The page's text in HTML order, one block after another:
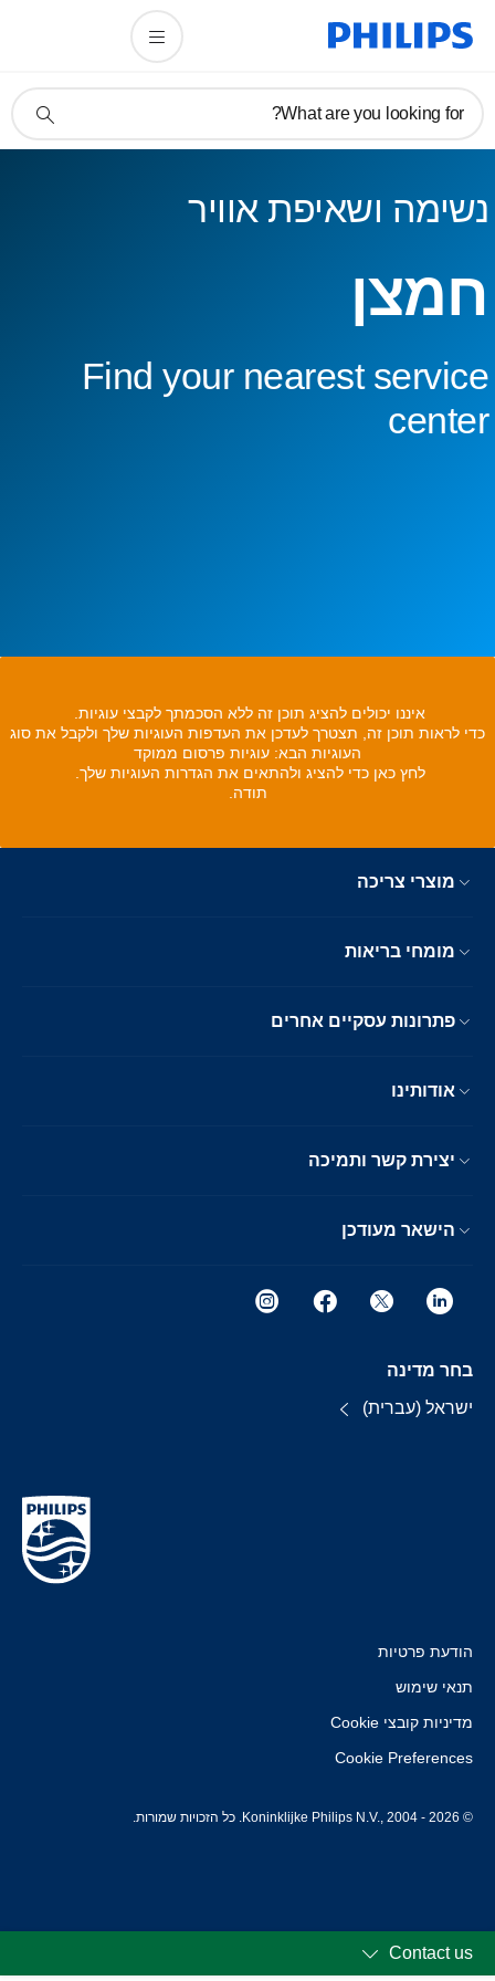
בסמל
What are you looking for?
נשימה ושאיפת אוויר
חמצן
Find your nearest service
center
איננו יכולים להציג תוכן זה ללא הסכמתך לקבצי עוגיות.
כדי לראות תוכן זה, תצטרך לעדכן את העדפות העוגיות שלך ולקבל את סוג
העוגיות הבא: עוגיות פרסום ממוקד
לחץ כאן כדי להציג ולהתאים את הגדרות העוגיות שלך.
תודה.
מוצרי צריכה
מומחי בריאות
פתרונות עסקיים אחרים
אודותינו
יצירת קשר ותמיכה
הישאר מעודכן
בחר מדינה
ישראל (עברית)
הודעת פרטיות
תנאי שימוש
מדיניות קובצי Cookie
Cookie Preferences
© Koninklijke Philips N.V., 2004 - 2026. כל הזכויות שמורות.
Contact us